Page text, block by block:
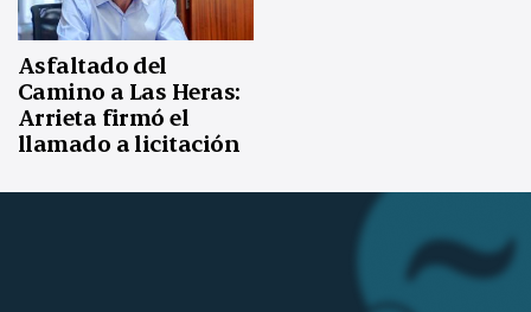
Asfaltado del
Camino a Las Heras:
Arrieta firmó el
llamado a licitación